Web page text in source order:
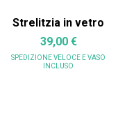
Strelitzia in vetro
39,00 €
SPEDIZIONE VELOCE E VASO
INCLUSO